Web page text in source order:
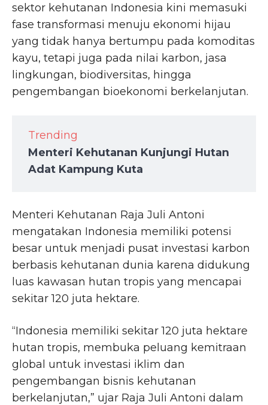
sektor kehutanan Indonesia kini memasuki
fase transformasi menuju ekonomi hijau
yang tidak hanya bertumpu pada komoditas
kayu, tetapi juga pada nilai karbon, jasa
lingkungan, biodiversitas, hingga
pengembangan bioekonomi berkelanjutan.
Trending
Menteri Kehutanan Kunjungi Hutan
Adat Kampung Kuta
Menteri Kehutanan Raja Juli Antoni
mengatakan Indonesia memiliki potensi
besar untuk menjadi pusat investasi karbon
berbasis kehutanan dunia karena didukung
luas kawasan hutan tropis yang mencapai
sekitar 120 juta hektare.
“Indonesia memiliki sekitar 120 juta hektare
hutan tropis, membuka peluang kemitraan
global untuk investasi iklim dan
pengembangan bisnis kehutanan
berkelanjutan,” ujar Raja Juli Antoni dalam